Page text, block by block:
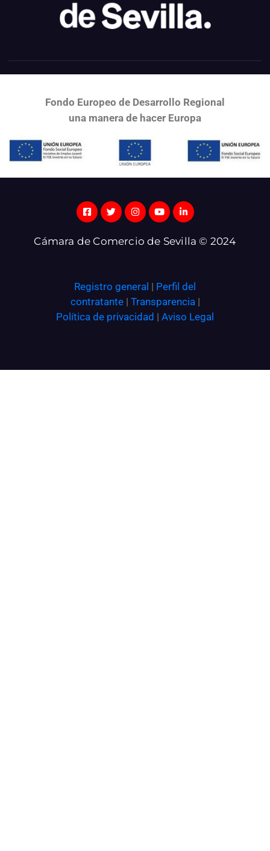
Fondo Europeo de Desarrollo Regional
una manera de hacer Europa
Cámara de Comercio de Sevilla © 2024
Registro general | Perfil del
contratante| Transparencia|
Política de privacidad | Aviso Legal